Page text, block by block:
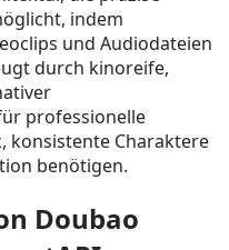
indem
und Audiodateien
durch kinoreife,
professionelle
konsistente Charaktere
benötigen.
Doubao